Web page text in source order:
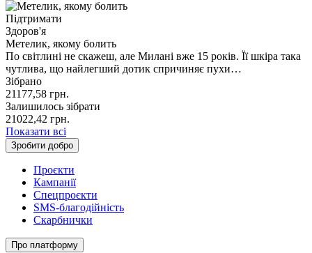
Підтримати
Здоров'я
Метелик, якому болить
По світлині не скажеш, але Милані вже 15 років. Її шкіра така
чутлива, що найлегший дотик спричиняє пухи…
Зібрано
21177,58 грн.
Залишилось зібрати
21022,42 грн.
Показати всі
Зробити добро
Проєкти
Кампанії
Спецпроєкти
SMS-благодійність
Скарбнички
Про платформу